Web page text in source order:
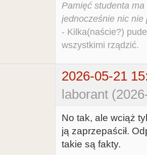
Pamięć studenta
jednocześnie nic nie
- Kilka(naście?)
wszystkimi rządzić.
2026-05-21
laborant
No tak, ale wciąż
ją zaprzepaścił.
takie są fakty.